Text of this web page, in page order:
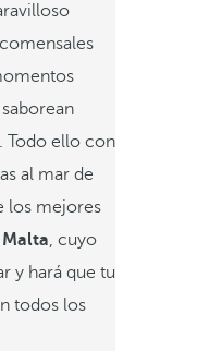
Todo ello con
al mar de
los mejores
, cuyo
y hará que tu
todos los